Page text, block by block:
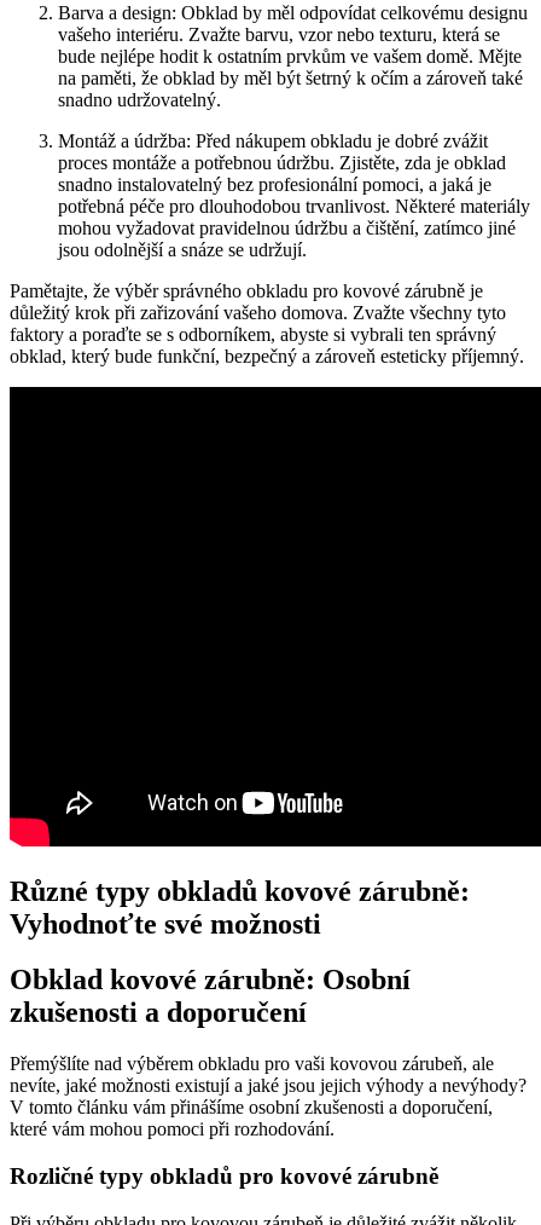
Barva a design: Obklad by měl odpovídat celkovému designu
vašeho interiéru. Zvažte barvu, vzor nebo texturu, která se
bude nejlépe hodit k ostatním prvkům ve vašem domě. Mějte
na paměti, že obklad by měl být šetrný k očím a zároveň také
snadno udržovatelný.
Montáž a údržba: Před nákupem obkladu je dobré zvážit
proces montáže a potřebnou údržbu. Zjistěte, zda je obklad
snadno instalovatelný bez profesionální pomoci, a jaká je
potřebná péče pro dlouhodobou trvanlivost. Některé materiály
mohou vyžadovat pravidelnou údržbu a čištění, zatímco jiné
jsou odolnější a snáze se udržují.
Pamětajte, že výběr správného obkladu pro kovové zárubně je
důležitý krok při zařizování vašeho domova. Zvažte všechny tyto
faktory a poraďte se s odborníkem, abyste si vybrali ten správný
obklad, který bude funkční, bezpečný a zároveň esteticky příjemný.
Různé typy obkladů kovové zárubně:
Vyhodnoťte své možnosti
Obklad kovové zárubně: Osobní
zkušenosti a doporučení
Přemýšlíte nad výběrem obkladu pro vaši kovovou zárubeň, ale
nevíte, jaké možnosti existují a jaké jsou jejich výhody a nevýhody?
V tomto článku vám přinášíme osobní zkušenosti a doporučení,
které vám mohou pomoci při rozhodování.
Rozličné typy obkladů pro kovové zárubně